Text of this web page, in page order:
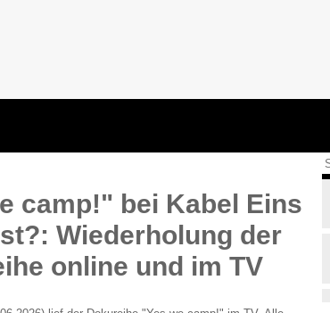
camp!" bei Kabel Eins
Wiederholung der
online und im TV